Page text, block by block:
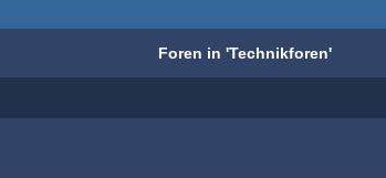
Foren in 'Technikforen'